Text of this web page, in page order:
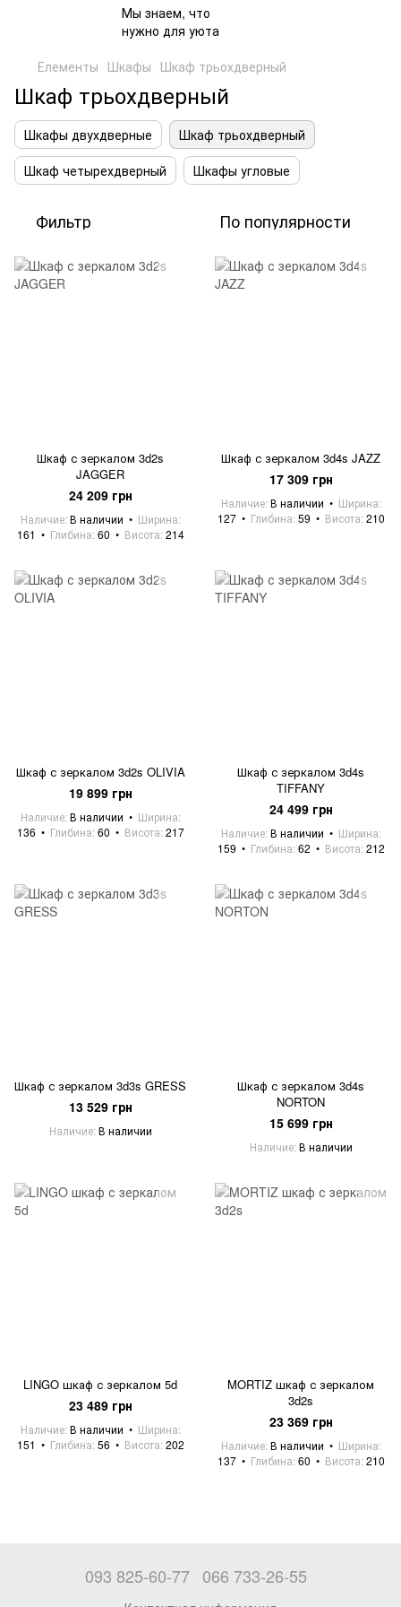
Елементы Шкафы Шкаф трьохдверный
Шкаф трьохдверный
Шкафы двухдверные
Шкаф трьохдверный
Шкаф четырехдверный
Шкафы угловые
Фильтр По популярности
Шкаф с зеркалом 3d2s
JAGGER
24 209 грн
Наличие В наличии
Ширина
161
Глибина 60 Висота 214
Шкаф с зеркалом 3d4s JAZZ
17 309 грн
Наличие В наличии
Ширина
127
Глибина 59 Висота 210
Шкаф с зеркалом 3d2s OLIVIA
19 899 грн
Наличие В наличии
Ширина
136
Глибина 60 Висота 217
Шкаф с зеркалом 3d4s
TIFFANY
24 499 грн
Наличие В наличии
Ширина
159
Глибина 62 Висота 212
Шкаф с зеркалом 3d3s GRESS
13 529 грн
Наличие В наличии
Шкаф с зеркалом 3d4s
NORTON
15 699 грн
Наличие В наличии
LINGO шкаф с зеркалом 5d
23 489 грн
Наличие В наличии
Ширина
151
Глибина 56 Висота 202
MORTIZ шкаф с зеркалом
3d2s
23 369 грн
Наличие В наличии
Ширина
137
Глибина 60 Висота 210
093 825-60-77 066 733-26-55